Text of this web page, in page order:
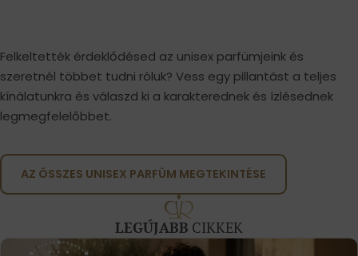
Felkeltették érdeklődésed az unisex parfümjeink és
szeretnél többet tudni róluk? Vess egy pillantást a teljes
kínálatunkra és válaszd ki a karakterednek és ízlésednek
legmegfelelőbbet.
AZ ÖSSZES UNISEX PARFÜM MEGTEKINTÉSE
LEGÚJABB CIKKEK